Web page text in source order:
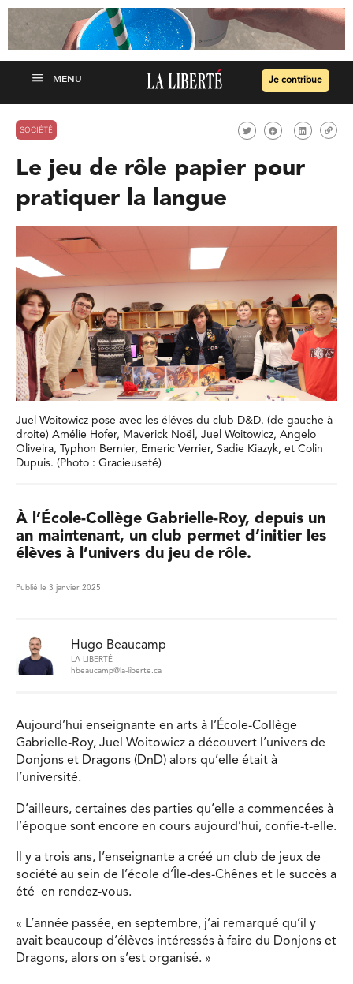
Je contribue
SOCIÉTÉ
Le jeu de rôle papier pour
pratiquer la langue
Juel Woitowicz pose avec les éléves du club D&D. (de gauche à
droite) Amélie Hofer, Maverick Noël, Juel Woitowicz, Angelo
Oliveira, Typhon Bernier, Emeric Verrier, Sadie Kiazyk, et Colin
Dupuis. (Photo : Gracieuseté)
À l’École-Collège Gabrielle-Roy, depuis un
an maintenant, un club permet d’initier les
élèves à l’univers du jeu de rôle.
Publié le 3 janvier 2025
Hugo Beaucamp
LA LIBERTÉ
hbeaucamp@la-liberte.ca
Aujourd’hui enseignante en arts à l’École-Collège
Gabrielle-Roy, Juel Woitowicz a découvert l’univers de
Donjons et Dragons (DnD) alors qu’elle était à
l’université.
D’ailleurs, certaines des parties qu’elle a commencées à
l’époque sont encore en cours aujourd’hui, confie-t-elle.
Il y a trois ans, l’enseignante a créé un club de jeux de
société au sein de l’école d’Île-des-Chênes et le succès a
été en rendez-vous.
« L’année passée, en septembre, j’ai remarqué qu’il y
avait beaucoup d’élèves intéressés à faire du Donjons et
Dragons, alors on s’est organisé. »